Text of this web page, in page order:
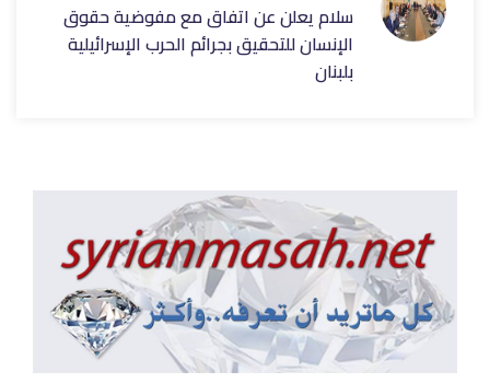
سلام يعلن عن اتفاق مع مفوضية حقوق
الإنسان للتحقيق بجرائم الحرب الإسرائيلية
بلبنان